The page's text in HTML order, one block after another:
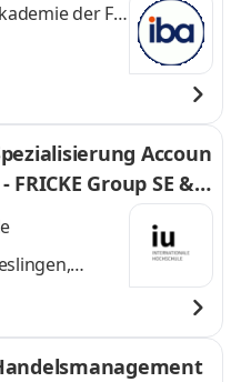
der F +
Accoun
Group SE & C